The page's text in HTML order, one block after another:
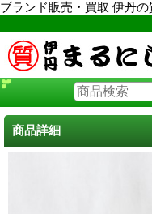
ブランド販売・買取 伊丹の
商品詳細